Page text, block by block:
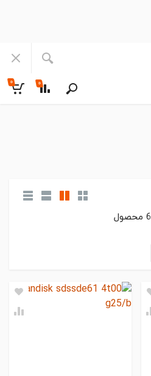
۰ ۰
6 محصول